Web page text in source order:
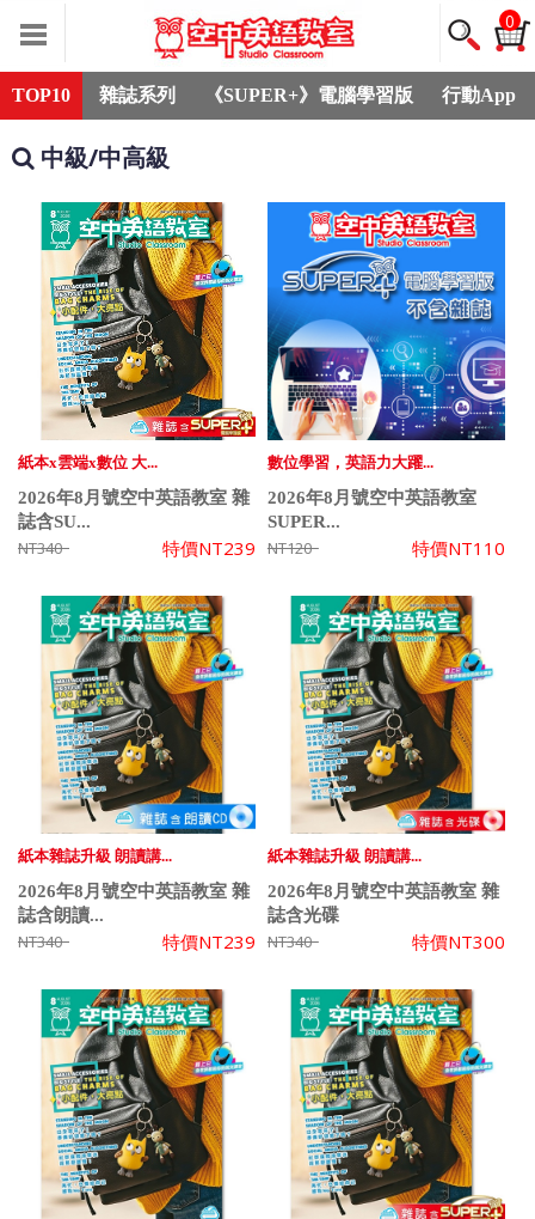
0
TOP10 雜誌系列 《SUPER+》電腦學習版 行動App
中級/中高級
紙本x雲端x數位 大...
2026年8月號空中英語教室 雜
誌含SU...
NT340 特價NT239
數位學習，英語力大躍...
2026年8月號空中英語教室
SUPER...
NT120 特價NT110
紙本雜誌升級 朗讀講...
2026年8月號空中英語教室 雜
誌含朗讀...
NT340 特價NT239
紙本雜誌升級 朗讀講...
2026年8月號空中英語教室 雜
誌含光碟
NT340 特價NT300